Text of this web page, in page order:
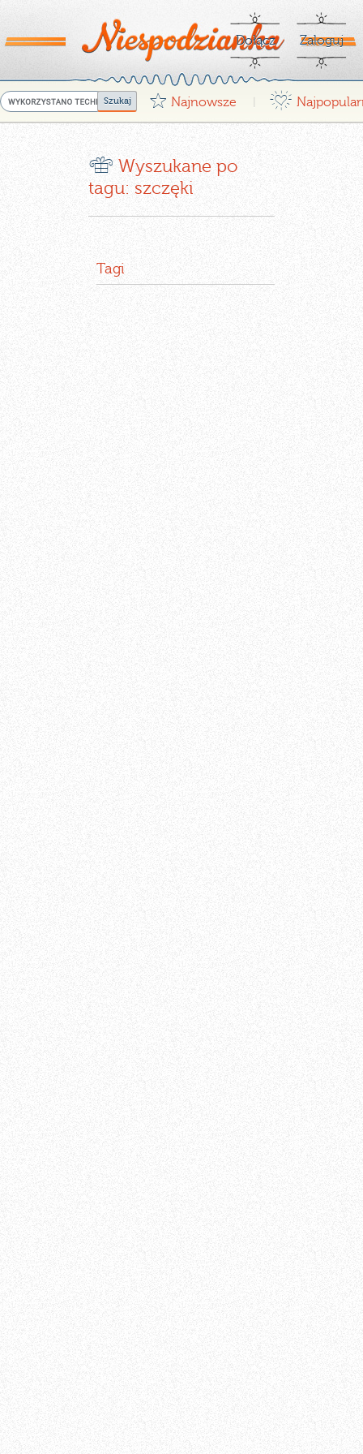
Dołącz Zaloguj
G Najnowsze ¤
r Wyszukane po
tagu: szczęki
Tagi